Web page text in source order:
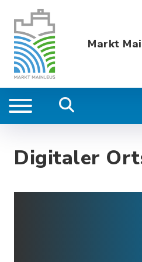
Markt
Digitaler